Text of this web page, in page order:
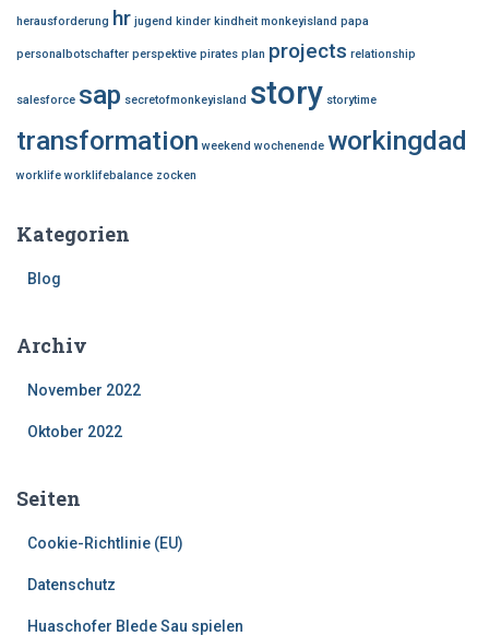
herausforderung hr jugend kinder kindheit monkeyisland papa
personalbotschafter perspektive pirates plan projects relationship
salesforce sap secretofmonkeyisland story storytime
transformation weekend wochenende workingdad
worklife worklifebalance zocken
Kategorien
Blog
Archiv
November 2022
Oktober 2022
Seiten
Cookie-Richtlinie (EU)
Datenschutz
Huaschofer Blede Sau spielen